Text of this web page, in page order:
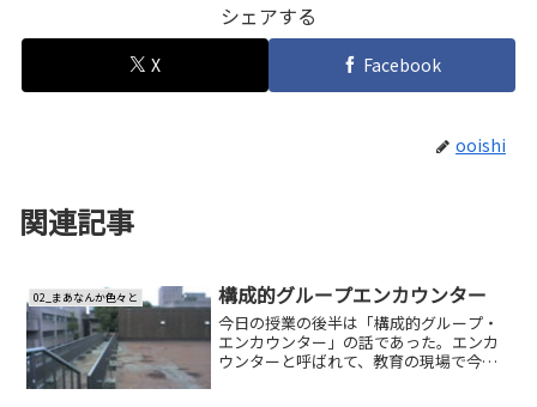
シェアする
X Facebook
ooishi
関連記事
02_まあなんか色々と 構成的グループエンカウンター
今日の授業の後半は「構成的グループ・
エンカウンター」の話であった。エンカ
ウンターと呼ばれて、教育の現場で今注